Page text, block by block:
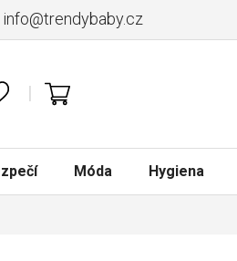
info@trendybaby.cz
KOŠÍKMóda Hygiena